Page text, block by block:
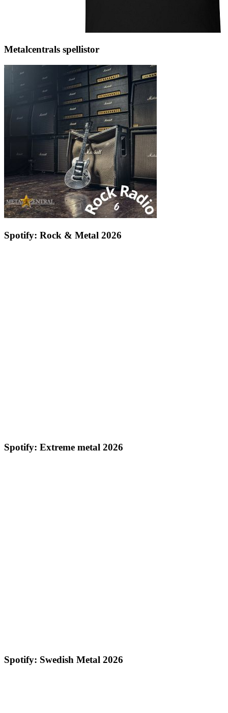
Metalcentrals spellistor
Spotify: Rock & Metal 2026
Spotify: Extreme metal 2026
Spotify: Swedish Metal 2026